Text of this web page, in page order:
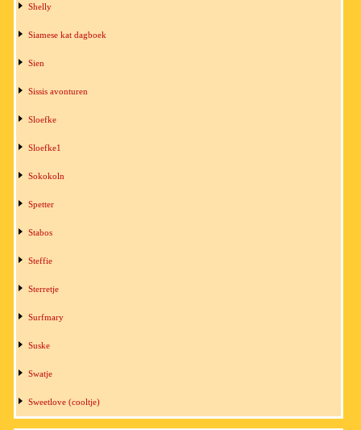
Shelly
Siamese kat dagboek
Sien
Sissis avonturen
Sloefke
Sloefke1
Sokokoln
Spetter
Stabos
Steffie
Sterretje
Surfmary
Suske
Swatje
Sweetlove (cooltje)